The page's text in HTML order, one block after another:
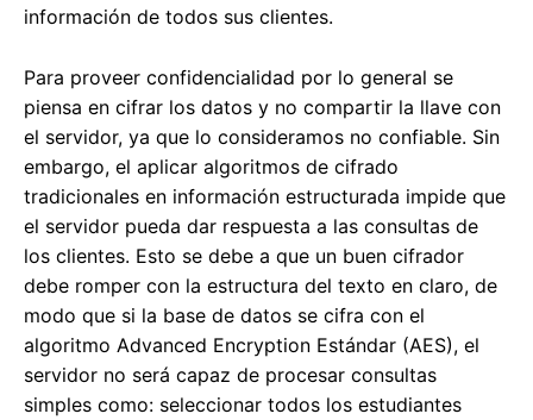
información de todos sus clientes.
Para proveer confidencialidad por lo general se
piensa en cifrar los datos y no compartir la llave con
el servidor, ya que lo consideramos no confiable. Sin
embargo, el aplicar algoritmos de cifrado
tradicionales en información estructurada impide que
el servidor pueda dar respuesta a las consultas de
los clientes. Esto se debe a que un buen cifrador
debe romper con la estructura del texto en claro, de
modo que si la base de datos se cifra con el
algoritmo Advanced Encryption Estándar (AES), el
servidor no será capaz de procesar consultas
simples como: seleccionar todos los estudiantes